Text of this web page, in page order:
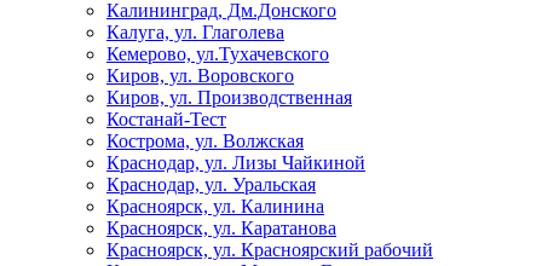
Калининград, Дм.Донского
Калуга, ул. Глаголева
Кемерово, ул.Тухачевского
Киров, ул. Воровского
Киров, ул. Производственная
Костанай-Тест
Кострома, ул. Волжская
Краснодар, ул. Лизы Чайкиной
Краснодар, ул. Уральская
Красноярск, ул. Калинина
Красноярск, ул. Каратанова
Красноярск, ул. Красноярский рабочий